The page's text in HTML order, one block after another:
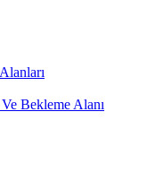
Bekleme Alanı